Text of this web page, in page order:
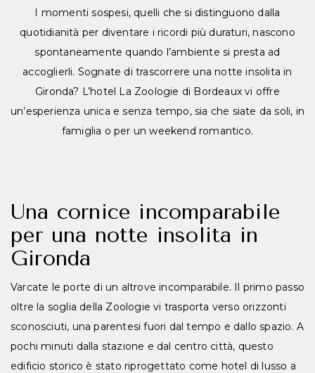
I momenti sospesi, quelli che si distinguono dalla
quotidianità per diventare i ricordi più duraturi, nascono
spontaneamente quando l’ambiente si presta ad
accoglierli. Sognate di trascorrere una notte insolita in
Gironda? L’hotel La Zoologie di Bordeaux vi offre
un’esperienza unica e senza tempo, sia che siate da soli, in
famiglia o per un weekend romantico.
Una cornice incomparabile
per una notte insolita in
Gironda
Varcate le porte di un altrove incomparabile. Il primo passo
oltre la soglia della Zoologie vi trasporta verso orizzonti
sconosciuti, una parentesi fuori dal tempo e dallo spazio. A
pochi minuti dalla stazione e dal centro città, questo
edificio storico è stato riprogettato come hotel di lusso a